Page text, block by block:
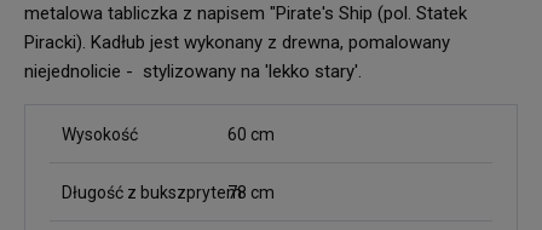
metalowa tabliczka z napisem "Pirate's Ship (pol. Statek
Piracki). Kadłub jest wykonany z drewna, pomalowany
niejednolicie - stylizowany na 'lekko stary'.
Wysokość 60 cm
Długość z bukszprytem78 cm